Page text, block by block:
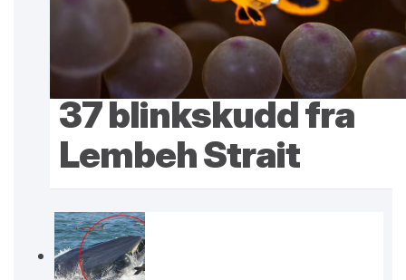
37 blinkskudd fra
Lembeh Strait